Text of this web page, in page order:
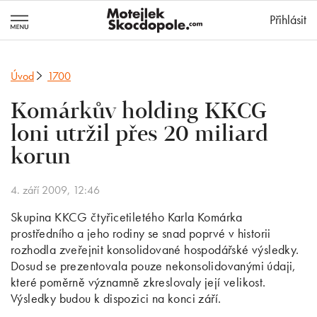
Přihlásit
Úvod 1700
Komárkův holding KKCG
loni utržil přes 20 miliard
korun
4. září 2009, 12:46
Skupina KKCG čtyřicetiletého Karla Komárka
prostředního a jeho rodiny se snad poprvé v historii
rozhodla zveřejnit konsolidované hospodářské výsledky.
Dosud se prezentovala pouze nekonsolidovanými údaji,
které poměrně významně zkreslovaly její velikost.
Výsledky budou k dispozici na konci září.